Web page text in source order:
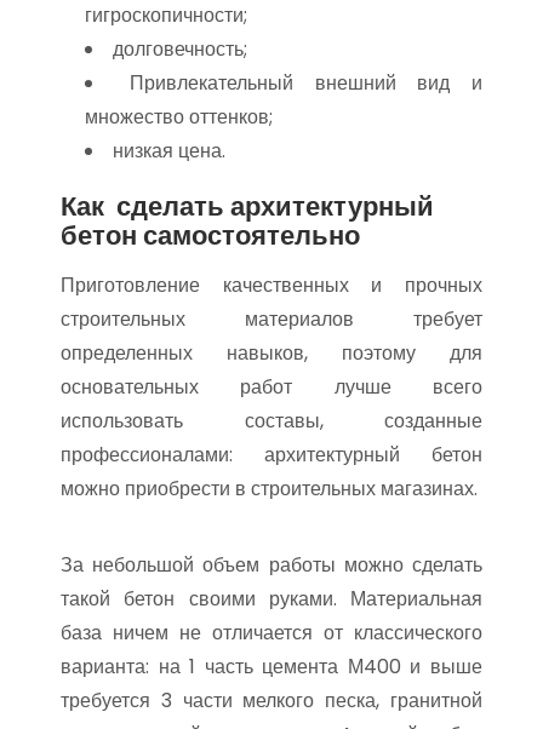
гигроскопичности;
долговечность;
Привлекательный внешний вид и
множество оттенков;
низкая цена.
Как сделать архитектурный
бетон самостоятельно
Приготовление качественных и прочных
строительных материалов требует
определенных навыков, поэтому для
основательных работ лучше всего
использовать составы, созданные
профессионалами: архитектурный бетон
можно приобрести в строительных магазинах.
За небольшой объем работы можно сделать
такой бетон своими руками. Материальная
база ничем не отличается от классического
варианта: на 1 часть цемента М400 и выше
требуется 3 части мелкого песка, гранитной